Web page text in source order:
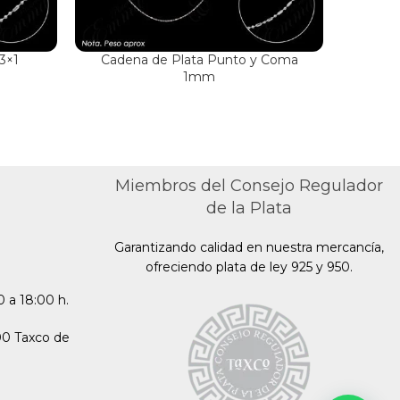
Cadena de Plata Punto y Coma
1mm
a 18:00 h.
Taxco de
Miembros del Consejo Regulador
de la Plata
Garantizando calidad en nuestra mercancía,
ofreciendo plata de ley 925 y 950.